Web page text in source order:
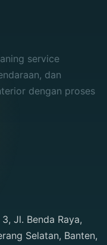
service
dan
dengan proses
Jl. Benda Raya,
Selatan, Banten,